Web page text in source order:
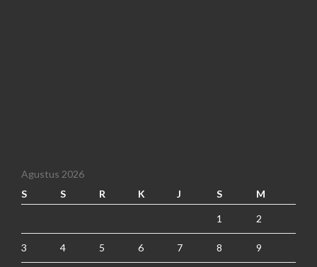
Agustus 2026
S
S R K J S M
1 2
3 4 5 6 7 8 9